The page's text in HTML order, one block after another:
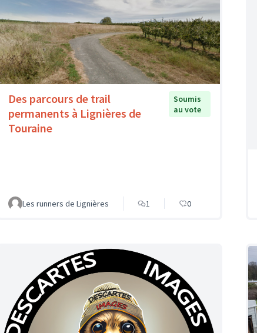
Des parcours de trail
permanents à Lignières de
Touraine
Soumis
au vote
Les runners de Lignières 1 0